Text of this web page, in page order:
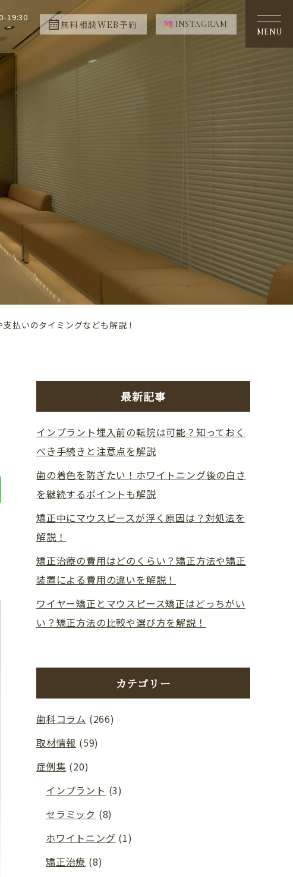
19:30
無料相談WEB予約 INSTAGRAM
MENU
払いのタイミングなども解説！
最新記事
インプラント埋入前の転院は可能？知っておく
べき手続きと注意点を解説
歯の着色を防ぎたい！ホワイトニング後の白さ
を継続するポイントも解説
矯正中にマウスピースが浮く原因は？対処法を
解説！
矯正治療の費用はどのくらい？矯正方法や矯正
装置による費用の違いを解説！
ワイヤー矯正とマウスピース矯正はどっちがい
い？矯正方法の比較や選び方を解説！
カテゴリー
歯科コラム (266)
取材情報 (59)
症例集 (20)
インプラント (3)
セラミック (8)
ホワイトニング (1)
矯正治療 (8)